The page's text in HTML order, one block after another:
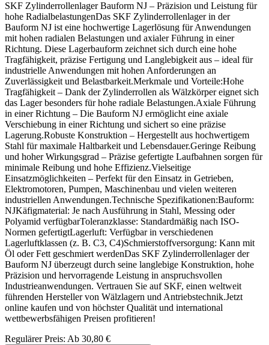
SKF Zylinderrollenlager Bauform NJ – Präzision und Leistung für
hohe RadialbelastungenDas SKF Zylinderrollenlager in der
Bauform NJ ist eine hochwertige Lagerlösung für Anwendungen
mit hohen radialen Belastungen und axialer Führung in einer
Richtung. Diese Lagerbauform zeichnet sich durch eine hohe
Tragfähigkeit, präzise Fertigung und Langlebigkeit aus – ideal für
industrielle Anwendungen mit hohen Anforderungen an
Zuverlässigkeit und Belastbarkeit.Merkmale und Vorteile:Hohe
Tragfähigkeit – Dank der Zylinderrollen als Wälzkörper eignet sich
das Lager besonders für hohe radiale Belastungen.Axiale Führung
in einer Richtung – Die Bauform NJ ermöglicht eine axiale
Verschiebung in einer Richtung und sichert so eine präzise
Lagerung.Robuste Konstruktion – Hergestellt aus hochwertigem
Stahl für maximale Haltbarkeit und Lebensdauer.Geringe Reibung
und hoher Wirkungsgrad – Präzise gefertigte Laufbahnen sorgen für
minimale Reibung und hohe Effizienz.Vielseitige
Einsatzmöglichkeiten – Perfekt für den Einsatz in Getrieben,
Elektromotoren, Pumpen, Maschinenbau und vielen weiteren
industriellen Anwendungen.Technische Spezifikationen:Bauform:
NJKäfigmaterial: Je nach Ausführung in Stahl, Messing oder
Polyamid verfügbarToleranzklasse: Standardmäßig nach ISO-
Normen gefertigtLagerluft: Verfügbar in verschiedenen
Lagerluftklassen (z. B. C3, C4)Schmierstoffversorgung: Kann mit
Öl oder Fett geschmiert werdenDas SKF Zylinderrollenlager der
Bauform NJ überzeugt durch seine langlebige Konstruktion, hohe
Präzision und hervorragende Leistung in anspruchsvollen
Industrieanwendungen. Vertrauen Sie auf SKF, einen weltweit
führenden Hersteller von Wälzlagern und Antriebstechnik.Jetzt
online kaufen und von höchster Qualität und international
wettbewerbsfähigen Preisen profitieren!
Regulärer Preis: Ab 30,80 €